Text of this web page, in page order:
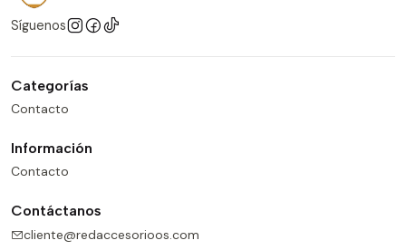
Síguenos
Categorías
Contacto
Información
Contacto
Contáctanos
cliente@redaccesorioos.com